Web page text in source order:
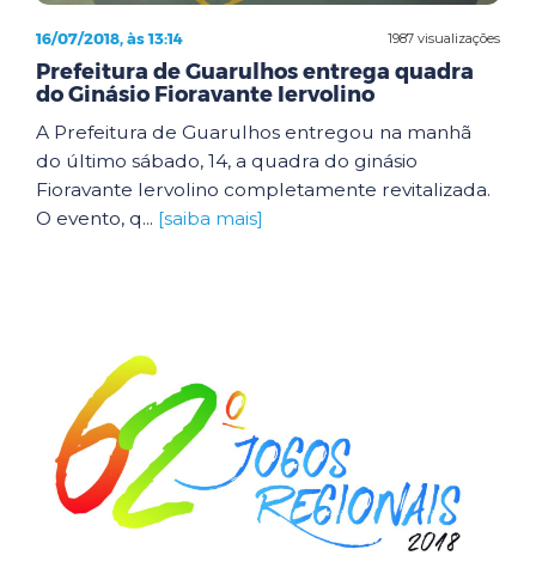
1987 visualizações
16/07/2018, às 13:14
Prefeitura de Guarulhos entrega quadra
do Ginásio Fioravante Iervolino
A Prefeitura de Guarulhos entregou na manhã
do último sábado, 14, a quadra do ginásio
Fioravante Iervolino completamente revitalizada.
O evento, q... [saiba mais]